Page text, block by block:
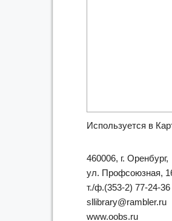
Используется в
460006, г. Оренбург,
ул. Профсоюзная,
т./ф.(353-2) 77-24-36
sllibrary@rambler.ru
www.oobs.ru